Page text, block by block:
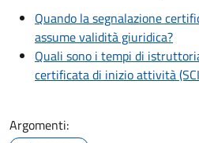
Quando la segnalazione
assume validità giuridica?
Quali sono i tempi di
certificata di inizio attività
Argomenti: